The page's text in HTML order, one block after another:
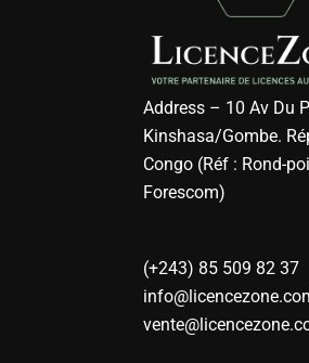
Address – 10 Av Du
Kinshasa/Gombe.
Congo (Réf : Rond-
Forescom)
(+243) 85 509 82 37